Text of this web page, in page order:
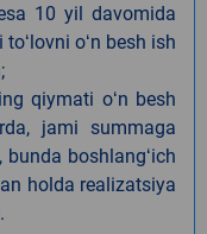
10 yil davomida
oʻn besh ish
qiymati oʻn besh
jami summaga
boshlangʻich
holda realizatsiya